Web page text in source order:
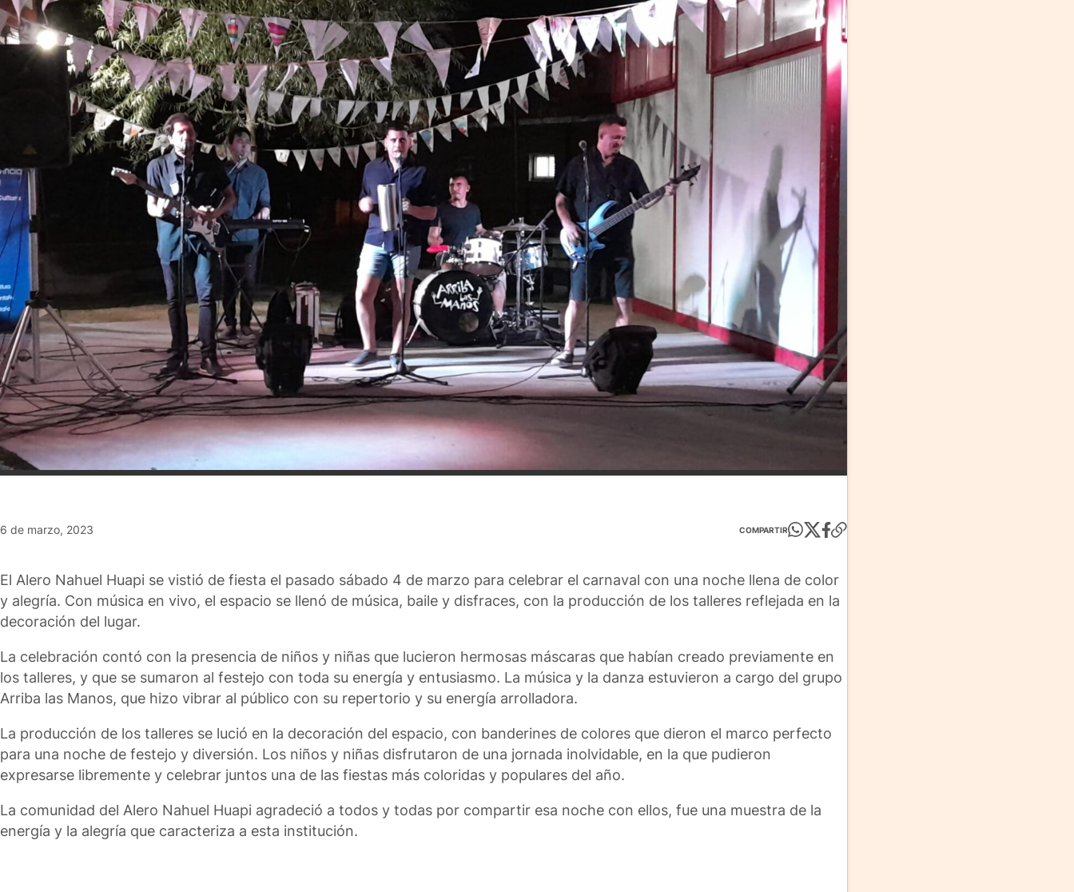
6 de marzo, 2023 COMPARTIR
El Alero Nahuel Huapi se vistió de fiesta el pasado sábado 4 de marzo para celebrar el carnaval con una noche llena de color
y alegría. Con música en vivo, el espacio se llenó de música, baile y disfraces, con la producción de los talleres reflejada en la
decoración del lugar.
La celebración contó con la presencia de niños y niñas que lucieron hermosas máscaras que habían creado previamente en
los talleres, y que se sumaron al festejo con toda su energía y entusiasmo. La música y la danza estuvieron a cargo del grupo
Arriba las Manos, que hizo vibrar al público con su repertorio y su energía arrolladora.
La producción de los talleres se lució en la decoración del espacio, con banderines de colores que dieron el marco perfecto
para una noche de festejo y diversión. Los niños y niñas disfrutaron de una jornada inolvidable, en la que pudieron
expresarse libremente y celebrar juntos una de las fiestas más coloridas y populares del año.
La comunidad del Alero Nahuel Huapi agradeció a todos y todas por compartir esa noche con ellos, fue una muestra de la
energía y la alegría que caracteriza a esta institución.